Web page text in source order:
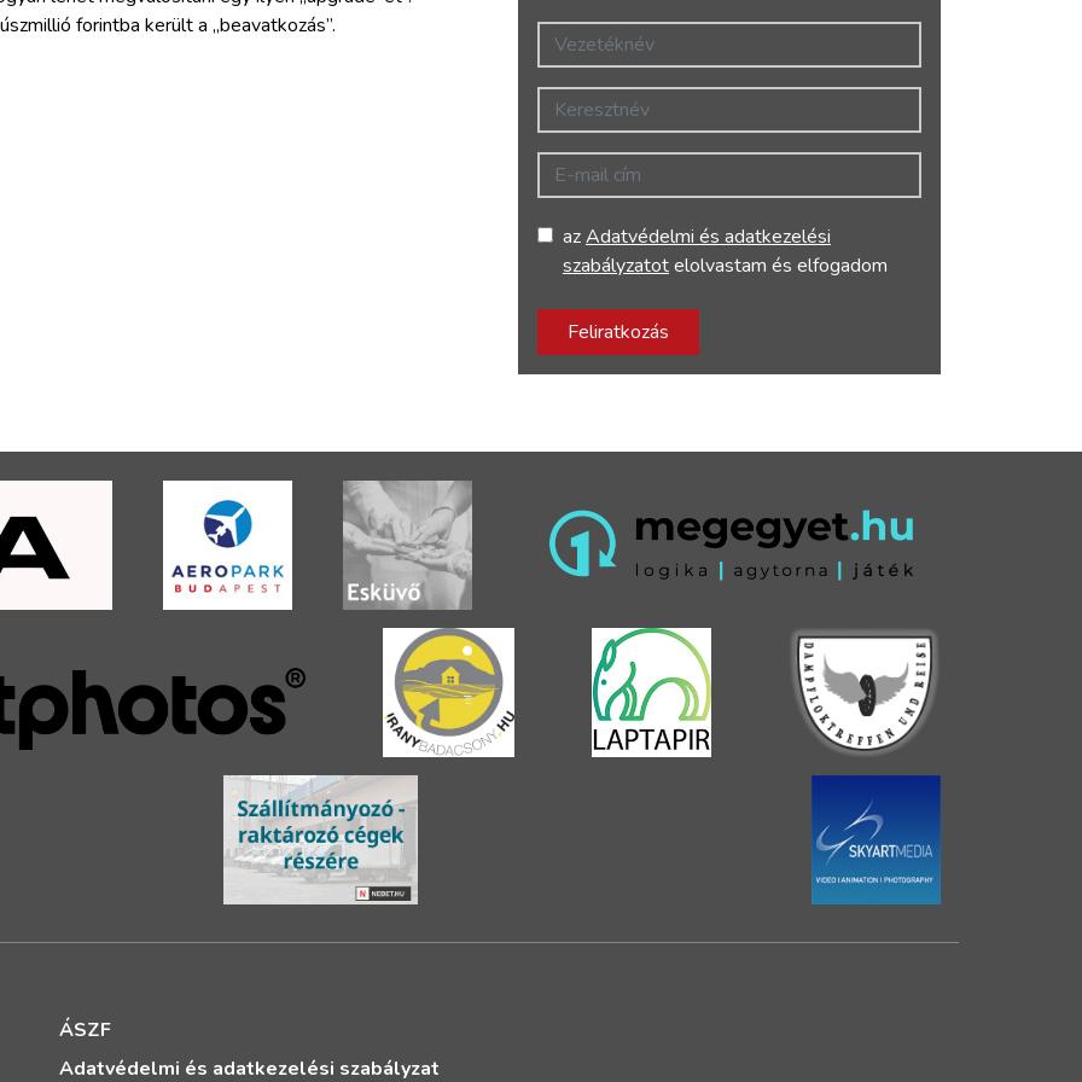
forintba került a „beavatkozás”.
Vezetéknév
Keresztnév
E-mail cím
azAdatvédelmi és adatkezelési
szabályzatotelolvastam és elfogadom
Feliratkozás
ÁSZF
Adatvédelmi és adatkezelési szabályzat